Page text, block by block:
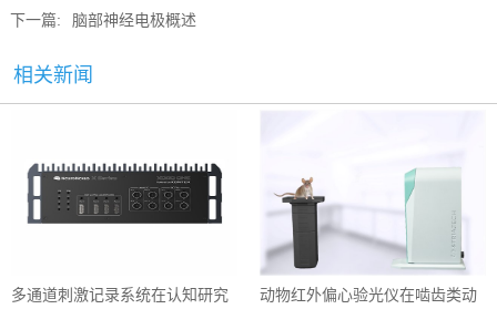
下一篇: 脑部神经电极概述
相关新闻
多通道刺激记录系统在认知研究 动物红外偏心验光仪在啮齿类动